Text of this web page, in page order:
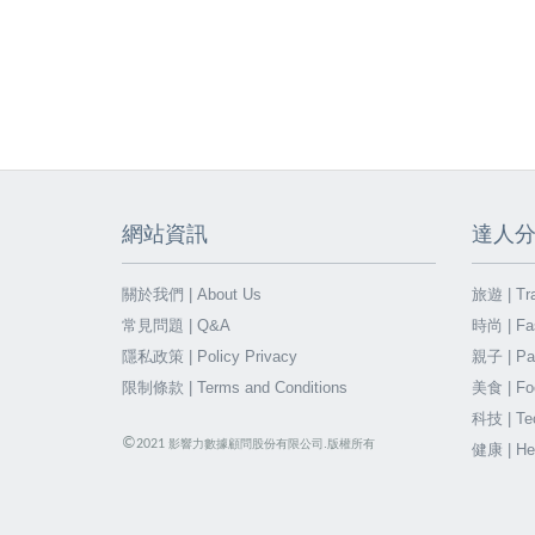
網站資訊
關於我們 | About Us
常見問題 | Q&A
隱私政策 | Policy Privacy
限制條款 | Terms and Conditions
©2021 影響力數據顧問股份有限公司.版權所有
達人
旅遊 |
時尚 |
親子 |
美食 |
科技 |
健康 |